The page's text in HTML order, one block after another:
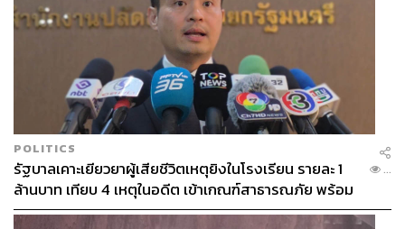
POLITICS
รัฐบาลเคาะเยียวยาผู้เสียชีวิตเหตุยิงในโรงเรียน รายละ 1
ล้านบาท เทียบ 4 เหตุในอดีต เข้าเกณฑ์สาธารณภัย พร้อม
เร่งจ่ายโดยเร็ว
...